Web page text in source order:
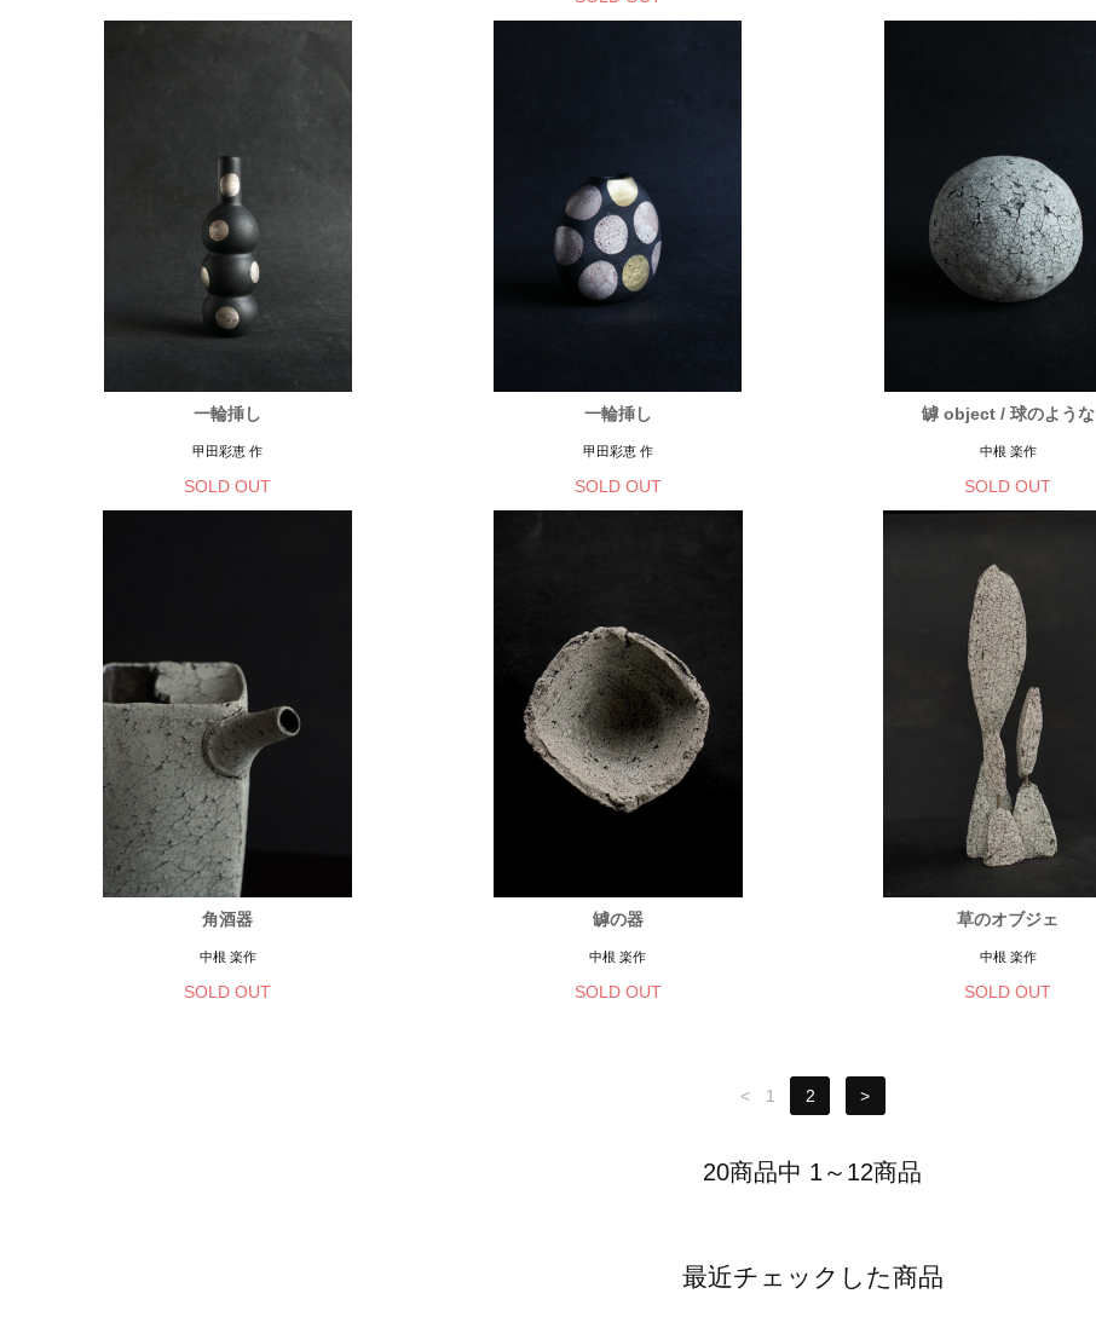
一輪挿し
甲田彩恵 作
SOLD OUT
一輪挿し
甲田彩恵 作
SOLD OUT
罅 object / 球のような
中根 楽作
SOLD OUT
角酒器
中根 楽作
SOLD OUT
罅の器
中根 楽作
SOLD OUT
草のオブジェ
中根 楽作
SOLD OUT
< 1 2 >
20商品中 1～12商品
最近チェックした商品